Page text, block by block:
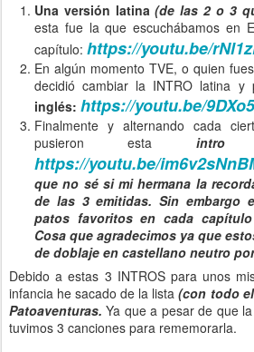
Una versión latina(de las 2 o 3
esta fue la que escuchábamos en
capítulo: https://youtu.be/
En algún momento TVE, o quien
decidió cambiar la INTRO latina y
inglés: https://youtu.be/
Finalmente y alternando cada
pusieron esta intro
https://youtu.be/
que no sé si mi hermana la
de las 3 emitidas. Sin embargo
patos favoritos en cada
Cosa que agradecimos ya que
de doblaje en castellano neutro
Debido a estas 3 INTROS para unos
infancia he sacado de la lista(con todo
Patoaventuras. Ya que a pesar de que
tuvimos 3 canciones para rememorarla.